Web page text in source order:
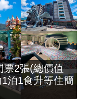
2張(總價值
泊1食升等住簡